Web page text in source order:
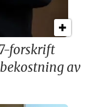
forskrift
av